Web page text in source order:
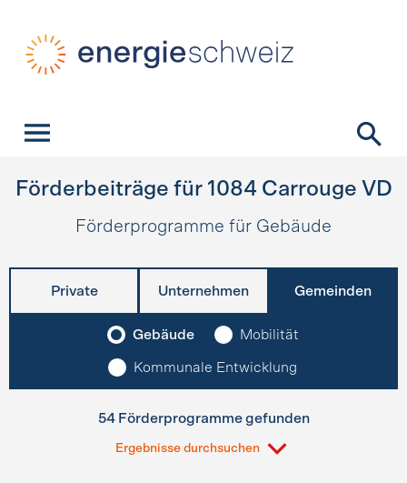
Förderbeiträge für 1084 Carrouge VD
Förderprogramme für Gebäude
Private Unternehmen Gemeinden
Gebäude Mobilität
Kommunale Entwicklung
54 Förderprogramme gefunden
Ergebnisse durchsuchen